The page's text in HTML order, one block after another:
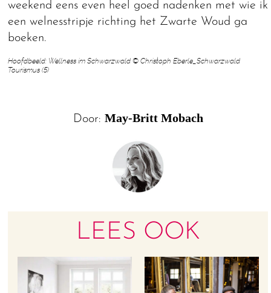
weekend eens even heel goed nadenken met wie ik
een welnesstripje richting het Zwarte Woud ga
boeken.
Hoofdbeeld: Wellness im Schwarzwald © Christoph Eberle_Schwarzwald
Tourismus (5)
Door: May-Britt Mobach
LEES OOK